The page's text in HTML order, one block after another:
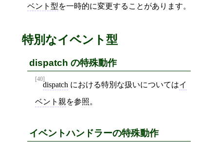
ベント型を一時的に変更することがあります。
特別なイベント型
dispatch の特殊動作
[40]
dispatch における特別な扱いについてはイ
ベント親を参照。
イベントハンドラーの特殊動作